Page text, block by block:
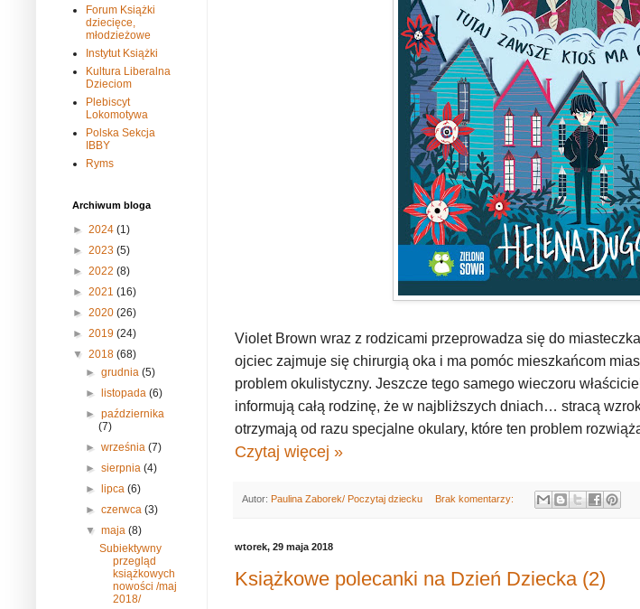
Violet Brown wraz z rodzicami przeprowadza się do
ojciec zajmuje się chirurgią oka i ma pomóc mieszkańcom
problem okulistyczny. Jeszcze tego samego wieczoru
informują całą rodzinę, że w najbliższych dniach… stracą
otrzymają od razu specjalne okulary, które ten problem
Czytaj więcej »
Autor: Paulina Zaborek/ Poczytaj dziecku Brak komentarzy:
wtorek, 29 maja 2018
Książkowe polecanki na Dzień Dziecka (2)
Forum Książki
dziecięce,
młodzieżowe
Instytut Książki
Kultura Liberalna
Dzieciom
Plebiscyt
Lokomotywa
Polska Sekcja
IBBY
Ryms
Archiwum bloga
► 2024 (1)
► 2023 (5)
► 2022 (8)
► 2021 (16)
► 2020 (26)
► 2019 (24)
▼ 2018 (68)
►grudnia(5)
►
listopada(6)
►października
(7)
►września(7)
►sierpnia(4)
►
lipca(6)
►czerwca(3)
▼maja(8)
Subiektywny
przegląd
książkowych
nowości /maj
2018/